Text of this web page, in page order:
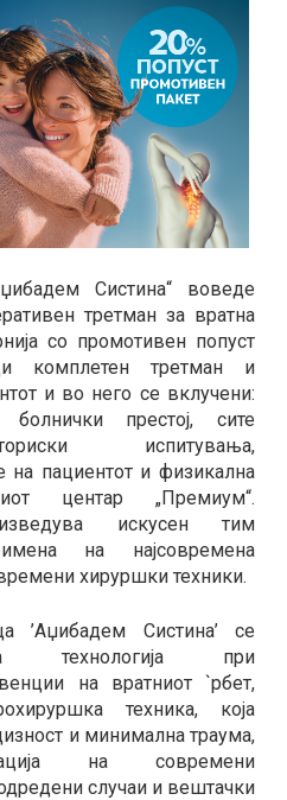
Систина“ воведе
третман за вратна
со промотивен попуст
комплетен третман и
и во него се вклучени:
престој, сите
испитувања,
на пациентот и физикална
центар „Премиум“.
искусен тим
на најсовремена
хируршки техники.
’Аџибадем Систина’ се
технологија при
на вратниот `рбет,
техника, која
и минимална траума,
на современи
случаи и вештачки